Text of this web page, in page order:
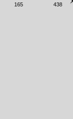
165 438